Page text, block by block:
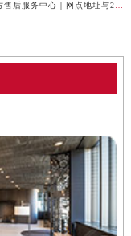
成都帝舵官方售后服务中心｜网点地址与24小时热线权威信息公示（2026年7月最新）